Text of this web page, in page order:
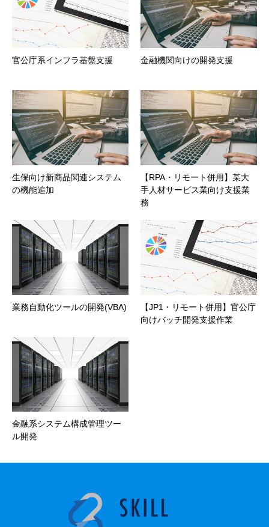
官公庁系インフラ基盤支援 金融機関向けの開発支援
生保向け新商品関連システム
の機能追加
【RPA・リモート併用】某大
手人材サービス業向け支援業
務
業務自動化ツールの開発(VBA)
【JP1・リモート併用】官公庁
向けバッチ開発支援作業
金融系システム構成管理ツー
ル開発